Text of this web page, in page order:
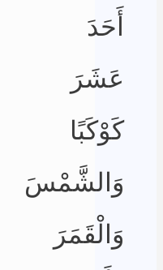
أَحَدَ
عَشَرَ
كَوْكَبًا
وَالشَّمْسَ
وَالْقَمَرَ